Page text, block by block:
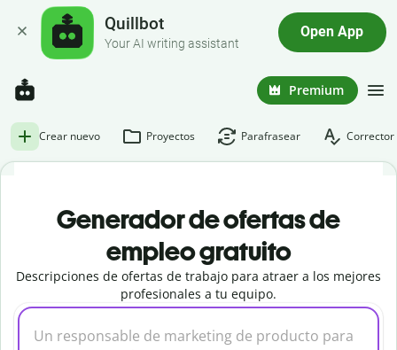
Quillbot
Your AI writing assistant
Open App
Premium
Crear nuevo Proyectos Parafrasear
Generador de ofertas de
empleo gratuito
Descripciones de ofertas de trabajo para atraer a los mejores
profesionales a tu equipo.